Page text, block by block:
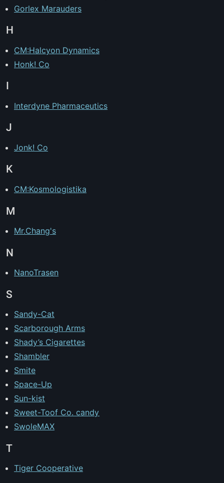
Gorlex Marauders
H
CM:Halcyon Dynamics
Honk! Co
I
Interdyne Pharmaceutics
J
Jonk! Co
K
CM:Kosmologistika
M
Mr.Chang's
N
NanoTrasen
S
Sandy-Cat
Scarborough Arms
Shady’s Cigarettes
Shambler
Smite
Space-Up
Sun-kist
Sweet-Toof Co. candy
SwoleMAX
T
Tiger Cooperative